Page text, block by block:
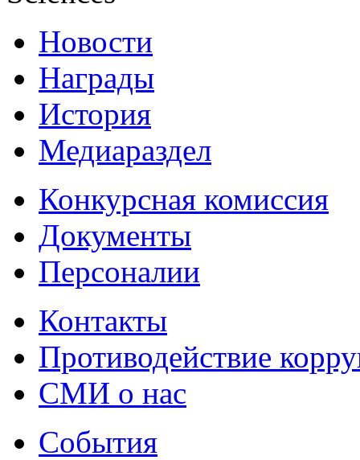
Новости
Награды
История
Медиараздел
Конкурсная комиссия
Документы
Персоналии
Контакты
Противодействие
СМИ о нас
События